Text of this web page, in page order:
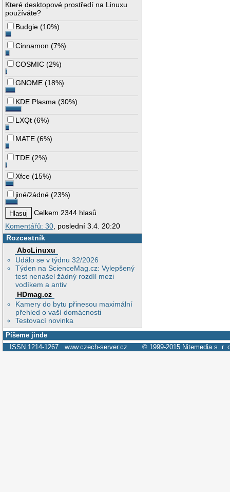
Které desktopové prostředí na Linuxu
používáte?
Budgie (10%)
Cinnamon (7%)
COSMIC (2%)
GNOME (18%)
KDE Plasma (30%)
LXQt (6%)
MATE (6%)
TDE (2%)
Xfce (15%)
jiné/žádné (23%)
Celkem 2344 hlasů
Komentářů: 30 , poslední 3.4. 20:20
Rozcestník
AbcLinuxu
Událo se v týdnu 32/2026
Týden na ScienceMag.cz: Vylepšený
test nenašel žádný rozdíl mezi
vodíkem a antiv
HDmag.cz
Kamery do bytu přinesou maximální
přehled o vaší domácnosti
Testovací novinka
Píšeme jinde
ISSN 1214-1267 www.czech-server.cz © 1999-2015 Nitemedia s. r.